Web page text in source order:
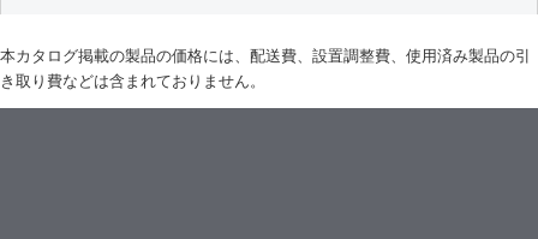
本カタログ掲載の製品の価格には、配送費、設置調整費、使用済み製品の引
き取り費などは含まれておりません。